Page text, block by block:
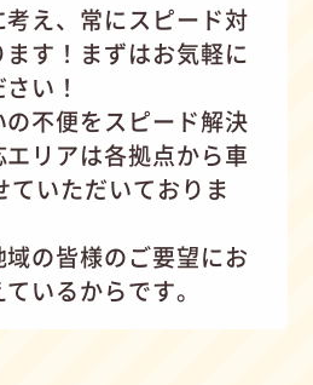
え、常にスピード対
ます！まずはお気軽に
い！
不便をスピード解決
リアは各拠点から車
ていただいておりま
の皆様のご要望にお
いるからです。